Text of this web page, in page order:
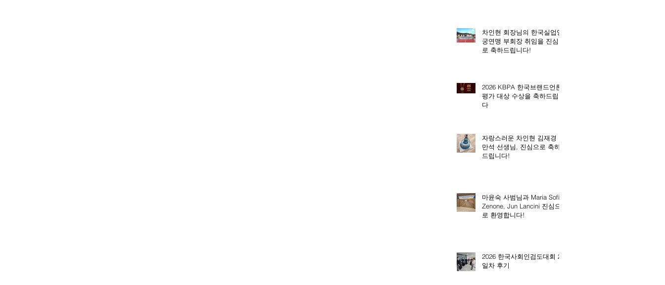
차인현 회장님의 한국실업양
궁연맹 부회장 취임을 진심으
로 축하드립니다!
2026 KBPA 한국브랜드언론
평가 대상 수상을 축하드립니
다
자랑스러운 차인현 김재경 전
만석 선생님, 진심으로 축하
드립니다!
마윤숙 사범님과 Maria Sofia
Zenone, Jun Lancini 진심으
로 환영합니다!
2026 한국사회인검도대회 2
일차 후기